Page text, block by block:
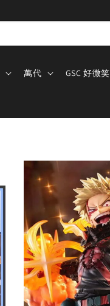
萬代 GSC 好微笑